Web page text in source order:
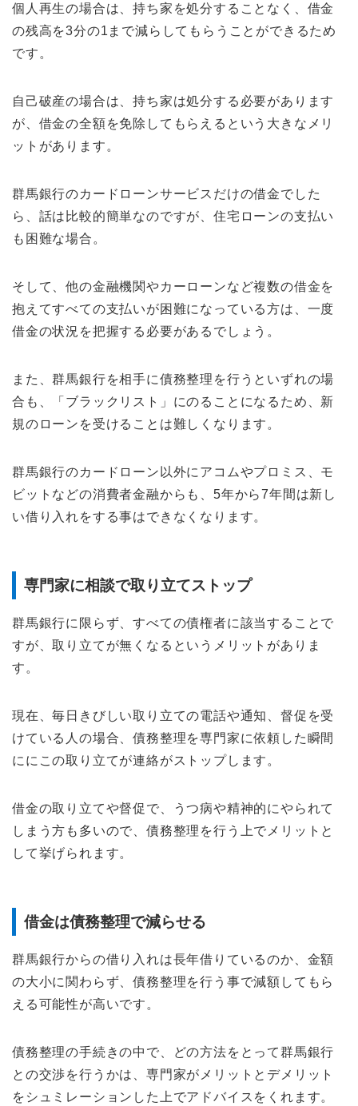
個人再生の場合は、持ち家を処分することなく、借金
の残高を3分の1まで減らしてもらうことができるため
です。
自己破産の場合は、持ち家は処分する必要があります
が、借金の全額を免除してもらえるという大きなメリ
ットがあります。
群馬銀行のカードローンサービスだけの借金でした
ら、話は比較的簡単なのですが、住宅ローンの支払い
も困難な場合。
そして、他の金融機関やカーローンなど複数の借金を
抱えてすべての支払いが困難になっている方は、一度
借金の状況を把握する必要があるでしょう。
また、群馬銀行を相手に債務整理を行うといずれの場
合も、「ブラックリスト」にのることになるため、新
規のローンを受けることは難しくなります。
群馬銀行のカードローン以外にアコムやプロミス、モ
ビットなどの消費者金融からも、5年から7年間は新し
い借り入れをする事はできなくなります。
専門家に相談で取り立てストップ
群馬銀行に限らず、すべての債権者に該当することで
すが、取り立てが無くなるというメリットがありま
す。
現在、毎日きびしい取り立ての電話や通知、督促を受
けている人の場合、債務整理を専門家に依頼した瞬間
ににこの取り立てが連絡がストップします。
借金の取り立てや督促で、うつ病や精神的にやられて
しまう方も多いので、債務整理を行う上でメリットと
して挙げられます。
借金は債務整理で減らせる
群馬銀行からの借り入れは長年借りているのか、金額
の大小に関わらず、債務整理を行う事で減額してもら
える可能性が高いです。
債務整理の手続きの中で、どの方法をとって群馬銀行
との交渉を行うかは、専門家がメリットとデメリット
をシュミレーションした上でアドバイスをくれます。